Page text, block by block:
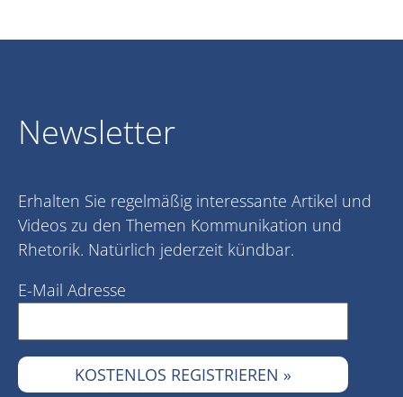
Newsletter
Erhalten Sie regelmäßig interessante Artikel und
Videos zu den Themen Kommunikation und
Rhetorik. Natürlich jederzeit kündbar.
E-Mail Adresse